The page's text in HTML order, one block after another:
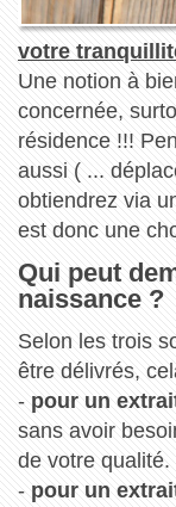
votre
Une notion à
concernée,
résidence !!!
aussi ( ...
obtiendrez via
est donc une
Qui peut
naissance ?
Selon les trois
être délivrés,
- pour un
sans avoir
de votre qualité.
- pour un